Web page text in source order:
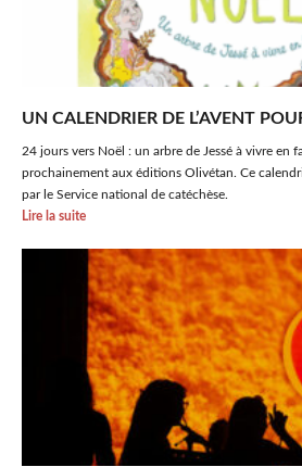
UN CALENDRIER DE L’AVENT
24 jours vers Noël : un arbre de Jessé à vivre en
prochainement aux éditions Olivétan. Ce
par le Service national de catéchèse.
Lire la suite